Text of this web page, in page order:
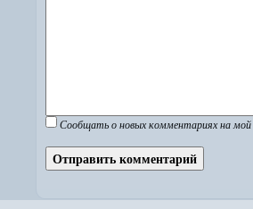
Сообщать о новых комментариях на мой